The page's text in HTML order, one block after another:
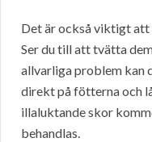
Det är också viktigt att
Ser du till att tvätta
allvarliga problem kan
direkt på fötterna och
illaluktande skor
behandlas.